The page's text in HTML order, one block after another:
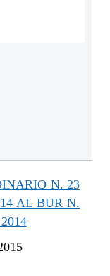
N. 23
AL BUR N.